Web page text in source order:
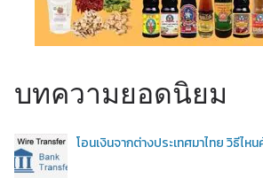
บทความยอดนิยม
โอนเงินจากต่างประเทศมาไทย วิธีไห